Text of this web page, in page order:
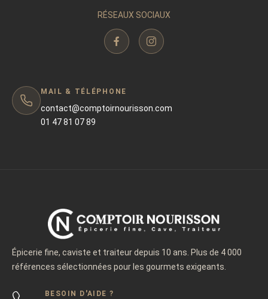
RÉSEAUX SOCIAUX
MAIL & TÉLÉPHONE
contact@comptoirnourisson.com
01 47 81 07 89
Épicerie fine, caviste et traiteur depuis 10 ans. Plus de 4 000
références sélectionnées pour les gourmets exigeants.
BESOIN D'AIDE ?